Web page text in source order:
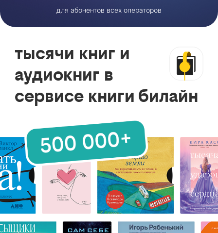
для абонентов всех операторов
тысячи книг и
аудиокниг в
сервисе книги билайн